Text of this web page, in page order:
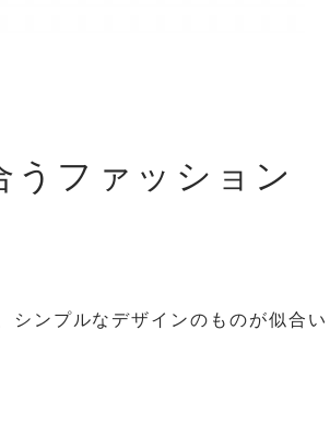
うファッション
シンプルなデザインのものが似合い